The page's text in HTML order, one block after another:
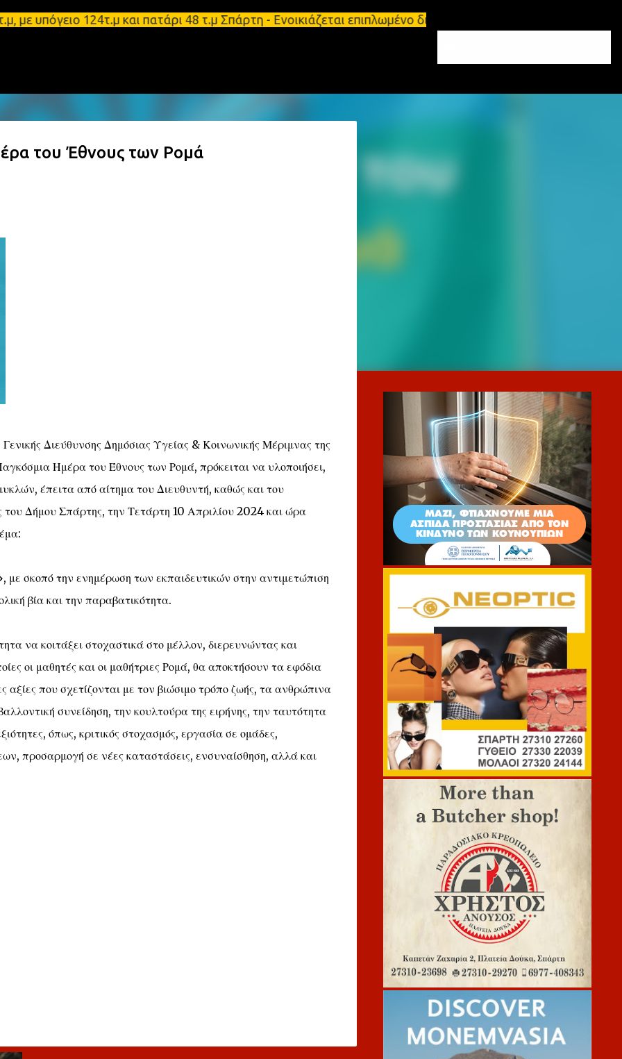
Μετάβαση στο κύριο περιεχόμενο
124τ.μ και πατάρι 48 τ.μ Σπάρτη - Ενοικιάζεται επιπλωμένο διαμέρισμα 65τ.μ Σπάρτη -
του Έθνους των Ρομά
Διεύθυνσης Δημόσιας Υγείας & Κοινωνικής Μέριμνας της
Ημέρα του Έθνους των Ρομά, πρόκειται να υλοποιήσει,
έπειτα από αίτημα του Διευθυντή, καθώς και του
Δήμου Σπάρτης, την Τετάρτη 10 Απριλίου 2024 και ώρα
με σκοπό την ενημέρωση των εκπαιδευτικών στην αντιμετώπιση
βία και την παραβατικότητα.
να κοιτάξει στοχαστικά στο μέλλον, διερευνώντας και
οι μαθητές και οι μαθήτριες Ρομά, θα αποκτήσουν τα εφόδια
που σχετίζονται με τον βιώσιμο τρόπο ζωής, τα ανθρώπινα
συνείδηση, την κουλτούρα της ειρήνης, την ταυτότητα
όπως, κριτικός στοχασμός, εργασία σε ομάδες,
προσαρμογή σε νέες καταστάσεις, ενσυναίσθηση, αλλά και